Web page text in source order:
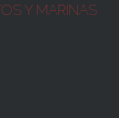
Y MARINAS